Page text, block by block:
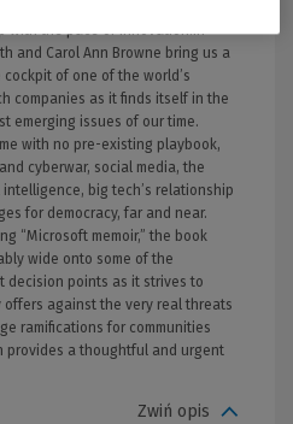
and Carol Ann Browne bring us a
of one of the world’s
companies as it finds itself in the
emerging issues of our time.
with no pre-existing playbook,
cyberwar, social media, the
big tech’s relationship
for democracy, far and near.
“Microsoft memoir,” the book
wide onto some of the
decision points as it strives to
against the very real threats
ramifications for communities
provides a thoughtful and urgent
Zwiń opis